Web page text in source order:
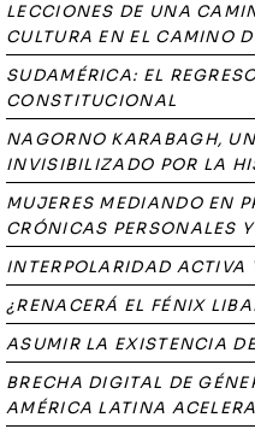
LECCIONES DE UNA
CULTURA EN EL CAMINO
SUDAMÉRICA: EL
CONSTITUCIONAL
NAGORNO KARABAGH,
INVISIBILIZADO POR LA
MUJERES MEDIANDO EN
CRÓNICAS PERSONALES
INTERPOLARIDAD ACTIVA
¿RENACERÁ EL FÉNIX
ASUMIR LA EXISTENCIA
BRECHA DIGITAL DE
AMÉRICA LATINA